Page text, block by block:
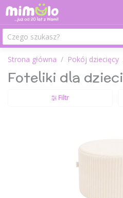
Strona główna Pokój dziecięcy
Foteliki dla dzieci
Filtr